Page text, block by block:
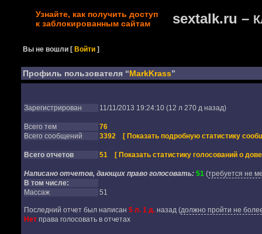
Узнайте, как получить доступ
к заблокированным сайтам
sextalk.ru –
Вы не вошли [Войти ]
Профиль пользователя “MarkKrass”
Зарегистрирован 11/11/2013 19:24:10 (12 л 270 д назад)
Всего тем
76
Всего сообщений
3392 [ Показать подробную статистику
Всего отчетов 51 [ Показать статистику голосований о
Написано отчетов, дающих право голосовать: 51(требуется не
В том числе:
Массаж
51
Последний отчет был написан 5 л. 1 д.назад(должно пройти не
Нетправа голосовать в отчетах